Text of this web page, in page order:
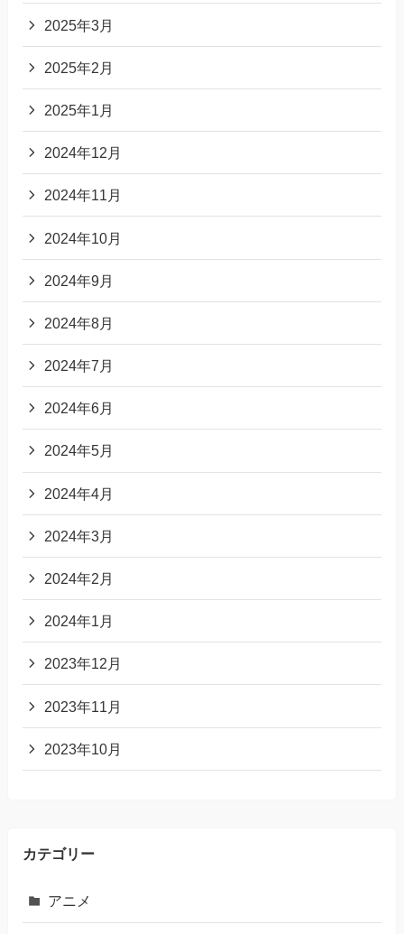
2025年3月
2025年2月
2025年1月
2024年12月
2024年11月
2024年10月
2024年9月
2024年8月
2024年7月
2024年6月
2024年5月
2024年4月
2024年3月
2024年2月
2024年1月
2023年12月
2023年11月
2023年10月
カテゴリー
アニメ